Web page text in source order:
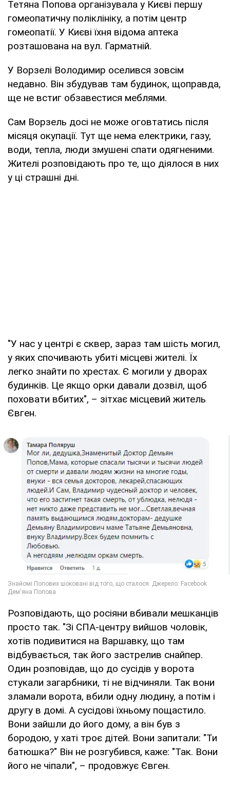
Тетяна Попова організувала у Києві першу
гомеопатичну поліклініку, а потім центр
гомеопатії. У Києві їхня відома аптека
розташована на вул. Гарматній.
У Ворзелі Володимир оселився зовсім
недавно. Він збудував там будинок, щоправда,
ще не встиг обзавестися меблями.
Сам Ворзель досі не може оговтатись після
місяця окупації. Тут ще нема електрики, газу,
води, тепла, люди змушені спати одягненими.
Жителі розповідають про те, що діялося в них
у ці страшні дні.
"У нас у центрі є сквер, зараз там шість могил,
у яких спочивають убиті місцеві жителі. Їх
легко знайти по хрестах. Є могили у дворах
будинків. Це якщо орки давали дозвіл, щоб
поховати вбитих", – зітхає місцевий житель
Євген.
Розповідають, що росіяни вбивали мешканців
просто так. "Зі СПА-центру вийшов чоловік,
хотів подивитися на Варшавку, що там
відбувається, так його застрелив снайпер.
Один розповідав, що до сусідів у ворота
стукали загарбники, ті не відчиняли. Так вони
зламали ворота, вбили одну людину, а потім і
другу в домі. А сусідові їхньому пощастило.
Вони зайшли до його дому, а він був з
бородою, у хаті троє дітей. Вони запитали: "Ти
батюшка?" Він не розгубився, каже: "Так. Вони
його не чіпали", – продовжує Євген.